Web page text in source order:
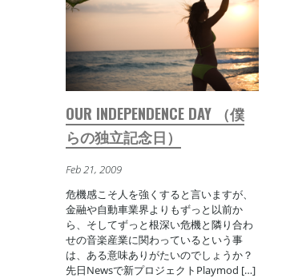
OUR INDEPENDENCE DAY （僕
らの独立記念日）
Feb 21, 2009
危機感こそ人を強くすると言いますが、
金融や自動車業界よりもずっと以前か
ら、そしてずっと根深い危機と隣り合わ
せの音楽産業に関わっているという事
は、ある意味ありがたいのでしょうか？
先日Newsで新プロジェクトPlaymod […]